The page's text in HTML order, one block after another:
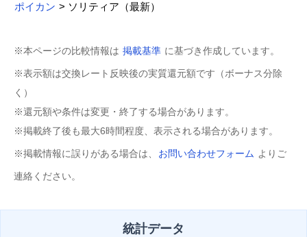
ポイカン > ソリティア（最新）
※本ページの比較情報は 掲載基準 に基づき作成しています。
※表示額は交換レート反映後の実質還元額です（ボーナス分除
く）
※還元額や条件は変更・終了する場合があります。
※掲載終了後も最大6時間程度、表示される場合があります。
※掲載情報に誤りがある場合は、 お問い合わせフォーム よりご
連絡ください。
統計データ